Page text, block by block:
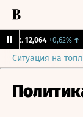
12,064 +0,62%↑
Ситуация на